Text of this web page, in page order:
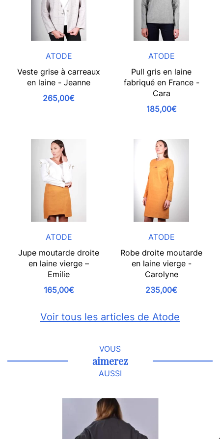
ATODE
Veste grise à carreaux
en laine - Jeanne
265,00€
ATODE
Pull gris en laine
fabriqué en France -
Cara
185,00€
ATODE
Jupe moutarde droite
en laine vierge –
Emilie
165,00€
ATODE
Robe droite moutarde
en laine vierge -
Carolyne
235,00€
Voir tous les articles de Atode
VOUS
aimerez
AUSSI